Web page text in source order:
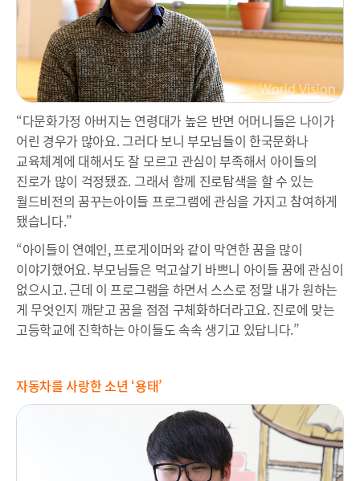
“다문화가정 아버지는 연령대가 높은 반면 어머니들은 나이가
어린 경우가 많아요. 그러다 보니 부모님들이 한국문화나
교육체계에 대해서도 잘 모르고 관심이 부족해서 아이들의
진로가 많이 걱정됐죠. 그래서 함께 진로탐색을 할 수 있는
월드비전의 꿈꾸는아이들 프로그램에 관심을 가지고 참여하게
됐습니다.”
“아이들이 연예인, 프로게이머와 같이 막연한 꿈을 많이
이야기했어요. 부모님들은 먹고살기 바쁘니 아이들 꿈에 관심이
없으시고. 근데 이 프로그램을 하면서 스스로 정말 내가 원하는
게 무엇인지 깨닫고 꿈을 점점 구체화하더라고요. 진로에 맞는
고등학교에 진학하는 아이들도 속속 생기고 있답니다.”
자동차를 사랑한 소년 ‘용태’